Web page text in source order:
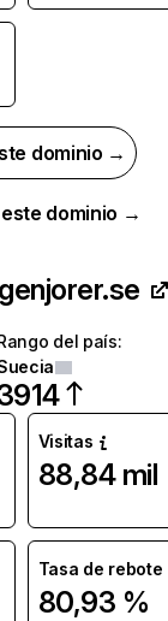
dominio →
dominio →
del país:
Visitas
88,84 mil
Tasa de rebote
80,93 %